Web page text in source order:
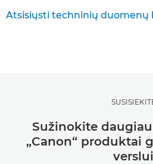
Atsisiųsti techninių duomenų
Sužinokite
„Canon“ produktai
verslui